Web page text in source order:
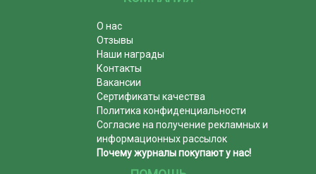
О нас
Отзывы
Наши награды
Контакты
Вакансии
Сертификаты качества
Политика конфиденциальности
Согласие на получение рекламных и
информационных рассылок
Почему журналы покупают у нас!